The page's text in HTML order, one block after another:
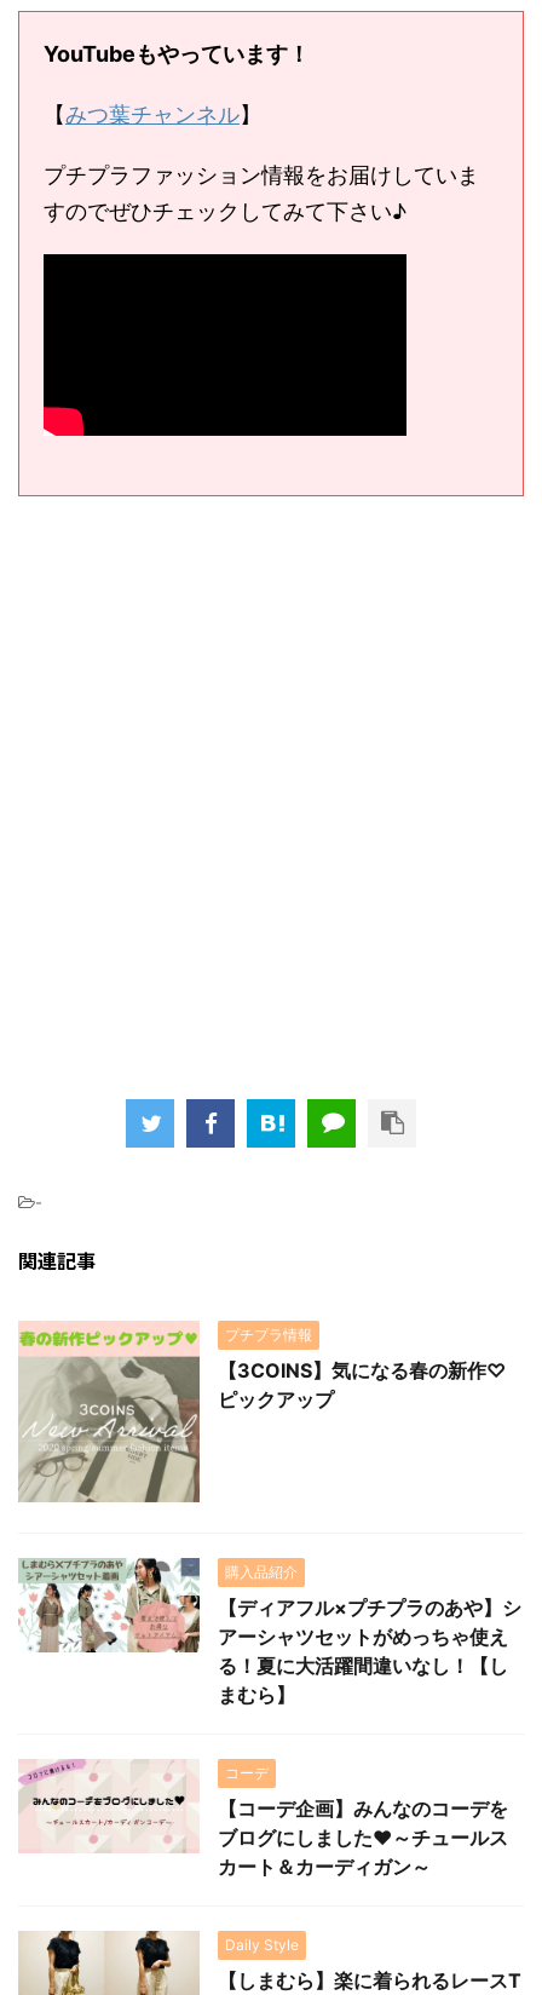
YouTubeもやっています！
【みつ葉チャンネル】
プチプラファッション情報をお届けしていま
すのでぜひチェックしてみて下さい♪
-
関連記事
プチプラ情報
【3COINS】気になる春の新作♡
ピックアップ
購入品紹介
【ディアフル×プチプラのあや】シ
アーシャツセットがめっちゃ使え
る！夏に大活躍間違いなし！【し
まむら】
コーデ
【コーデ企画】みんなのコーデを
ブログにしました♥～チュールス
カート＆カーディガン～
Daily Style
【しまむら】楽に着られるレースT